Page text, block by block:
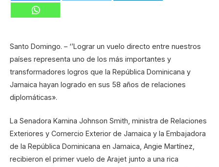
Santo Domingo. – ‘’Lograr un vuelo directo entre nuestros
países representa uno de los más importantes y
transformadores logros que la República Dominicana y
Jamaica hayan logrado en sus 58 años de relaciones
diplomáticas».
La Senadora Kamina Johnson Smith, ministra de Relaciones
Exteriores y Comercio Exterior de Jamaica y la Embajadora
de la República Dominicana en Jamaica, Angie Martínez,
recibieron el primer vuelo de Arajet junto a una rica